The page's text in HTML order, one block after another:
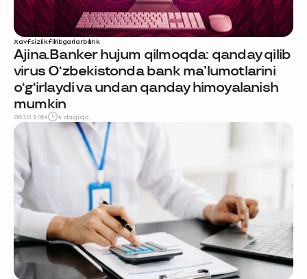
Xavfsizlikfiribgarlarbank
Ajina.Banker hujum qilmoqda: qanday qilib
virus O‘zbekistonda bank ma’lumotlarini
o‘g‘irlaydi va undan qanday himoyalanish
mumkin
08.10.2024 4 daqiqa